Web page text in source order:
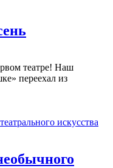
театре! Наш
переехал из